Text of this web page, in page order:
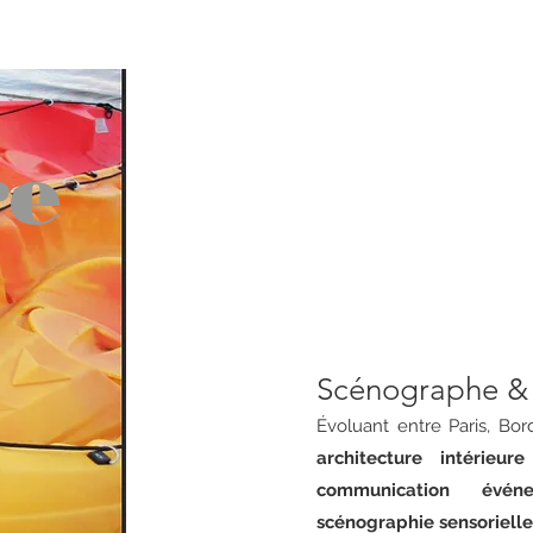
Scénographe
Évoluant entre Paris,
architecture
communication
scénographie sensorielle